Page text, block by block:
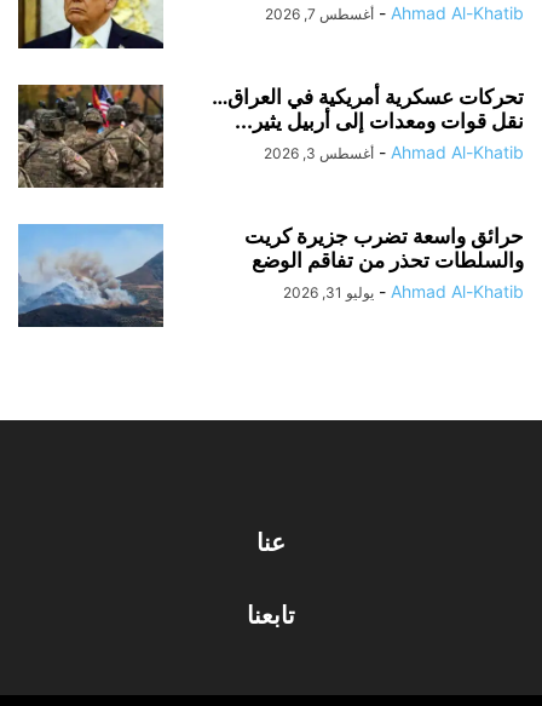
Ahmad Al-Khatib
- أغسطس 7, 2026
تحركات عسكرية أمريكية في العراق…
نقل قوات ومعدات إلى أربيل يثير...
Ahmad Al-Khatib
- أغسطس 3, 2026
حرائق واسعة تضرب جزيرة كريت
والسلطات تحذر من تفاقم الوضع
Ahmad Al-Khatib
- يوليو 31, 2026
عنا
تابعنا